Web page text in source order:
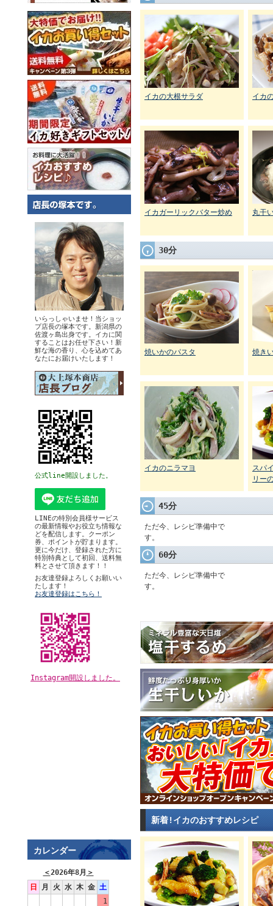
いらっしゃいませ！当ショッ
プ店長の塚本です。新潟県の
佐渡ヶ島出身です。イカに関
することはお任せ下さい！新
鮮な海の香り、心を込めてあ
なたにお届けいたします！
公式line開設しました。
LINEの特別会員様サービス
の最新情報やお役立ち情報な
どを配信します。クーポン
券、ポイントが貯まります。
更に今だけ、登録された方に
特別特典として初回、送料無
料とさせて頂きます！！
お友達登録よろしくお願いい
たします！
お友達登録はこちら！
Instagram開設しました。
カレンダー
＜2026年8月 ＞
日
月 火 水 木 金 土
1
イカの大根サラダ イカ
イカガーリックバター炒め 丸干
30分
焼いかのパスタ 焼き
イカのニラマヨ
スパ
リー
45分
ただ今、レシピ準備中で
す。
60分
ただ今、レシピ準備中で
す。
新着!イカのおすすめレシピ